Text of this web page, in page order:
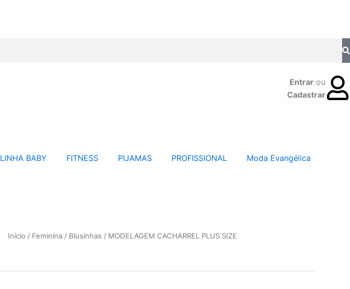
Entrar ou
Cadastrar
LINHA BABY FITNESS PIJAMAS PROFISSIONAL Moda Evangélica
Início / Feminina / Blusinhas / MODELAGEM CACHARREL PLUS SIZE